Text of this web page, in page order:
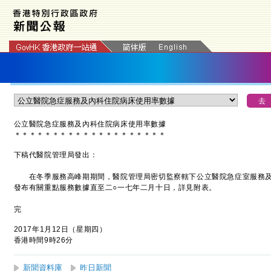
公立醫院急症服務及內科住院病床使用率數據
＊ ＊ ＊ ＊ ＊ ＊ ＊ ＊ ＊ ＊ ＊ ＊ ＊ ＊ ＊ ＊ ＊ ＊ ＊ ＊
下稿代醫院管理局發出：
在冬季服務高峰期期間，醫院管理局密切監察轄下公立醫院急症室服務
發布有關重點服務數據直至二○一七年二月十日，詳見附表。
完
2017年1月12日（星期四）
香港時間9時26分
新聞資料庫 昨日新聞